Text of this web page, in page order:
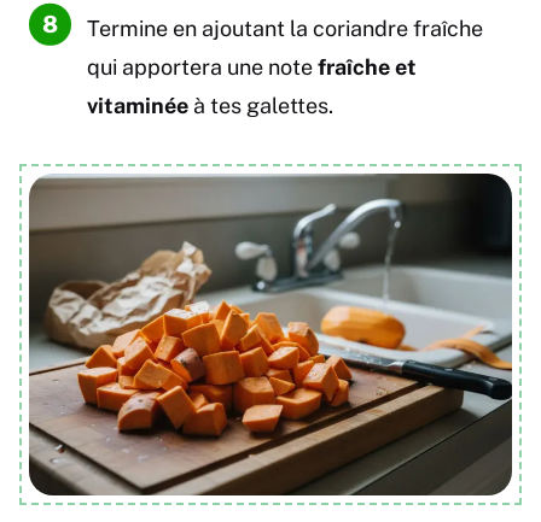
Termine en ajoutant la coriandre fraîche
qui apportera une notefraîche et
vitaminée à tes galettes.